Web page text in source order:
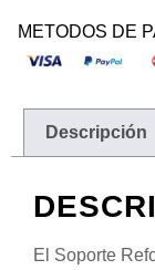
METODOS DE
Descripción
El Soporte